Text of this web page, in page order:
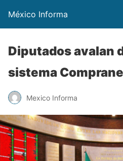
México Informa
Diputados avalan
sistema
Mexico Informa